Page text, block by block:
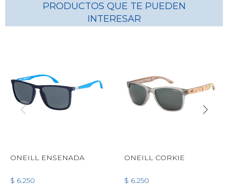
PRODUCTOS QUE TE PUEDEN
INTERESAR
ONEILL ENSENADA
$ 6.250
ONEILL CORKIE
$ 6.250